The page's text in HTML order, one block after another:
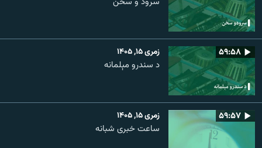
۵۹:۵۸ زمری ۱۵, ۱۴۰۵
د سندرو مېلمانه
۵۹:۵۷ زمری ۱۵, ۱۴۰۵
ساعت خبری شبانه